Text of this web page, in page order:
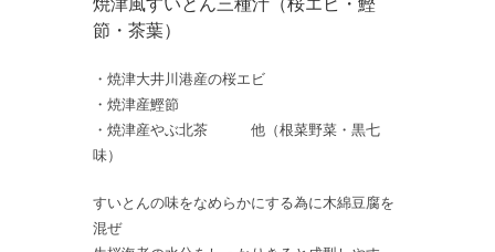
節・茶葉）
・焼津大井川港産の桜エビ
・焼津産鰹節
・焼津産やぶ北茶 他（根菜野菜・黒七
味）
すいとんの味をなめらかにする為に木綿豆腐を
混ぜ